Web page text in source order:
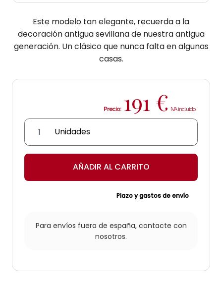
Este modelo tan elegante, recuerda a la
decoración antigua sevillana de nuestra antigua
generación. Un clásico que nunca falta en algunas
casas.
Precio: 191 €
Cabecero
de
cama
cantidad
AÑADIR AL CARRITO
Plazo y gastos de envío
Para envíos fuera de españa, contacte con
nosotros.